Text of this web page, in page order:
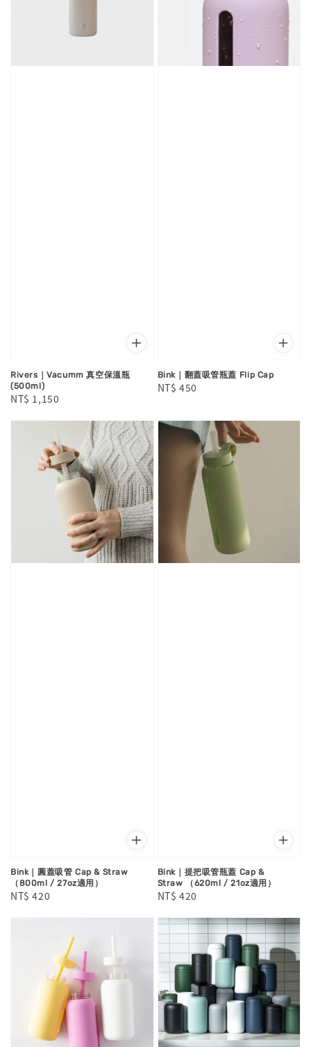
Rivers｜Vacumm 真空保溫瓶
(500ml)
Regular
NT$ 1,150
Bink｜翻蓋吸管瓶蓋 Flip Cap
Regular
NT$ 450
Bink｜圓蓋吸管 Cap & Straw
（800ml / 27oz適用）
Regular
NT$ 420
Bink｜提把吸管瓶蓋 Cap &
Straw （620ml / 21oz適用）
Regular
NT$ 420